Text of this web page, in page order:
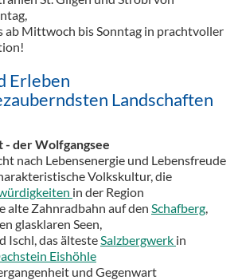
ab Mittwoch bis Sonntag in prachtvoller
Erleben
Landschaften
- der Wolfgangsee
nach Lebensenergie und Lebensfreude
Volkskultur, die
in der Region
alte Zahnradbahn auf den Schafberg,
glasklaren Seen,
Ischl, das ältesteSalzbergwerk in
Eishöhle
und Gegenwart